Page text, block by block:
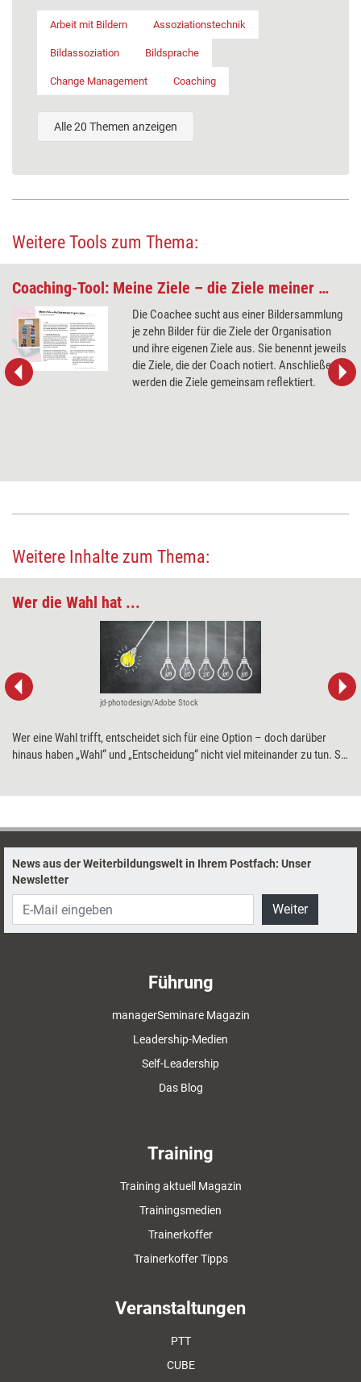
Arbeit mit Bildern Assoziationstechnik
Bildassoziation Bildsprache
Change Management Coaching
Alle 20 Themen anzeigen
Weitere Tools zum Thema:
Coaching-Tool: Meine Ziele – die Ziele meiner Organisation
Die Coachee sucht aus einer Bildersammlung
je zehn Bilder für die Ziele der Organisation
und ihre eigenen Ziele aus. Sie benennt jeweils
die Ziele, die der Coach notiert. Anschließend
werden die Ziele gemeinsam reflektiert.
Weitere Inhalte zum Thema:
Wer die Wahl hat ...
jd-photodesign/Adobe Stock
Wer eine Wahl trifft, entscheidet sich für eine Option – doch darüber
hinaus haben „Wahl“ und „Entscheidung“ nicht viel miteinander zu tun. Sie
News aus der Weiterbildungswelt in Ihrem Postfach: Unser
Newsletter
Weiter
Führung
managerSeminare Magazin
Leadership-Medien
Self-Leadership
Das Blog
Training
Training aktuell Magazin
Trainingsmedien
Trainerkoffer
Trainerkoffer Tipps
Veranstaltungen
PTT
CUBE